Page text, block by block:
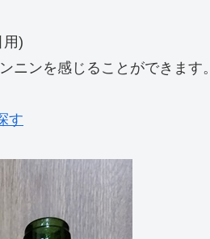
用)
ニンを感じることができます。
す